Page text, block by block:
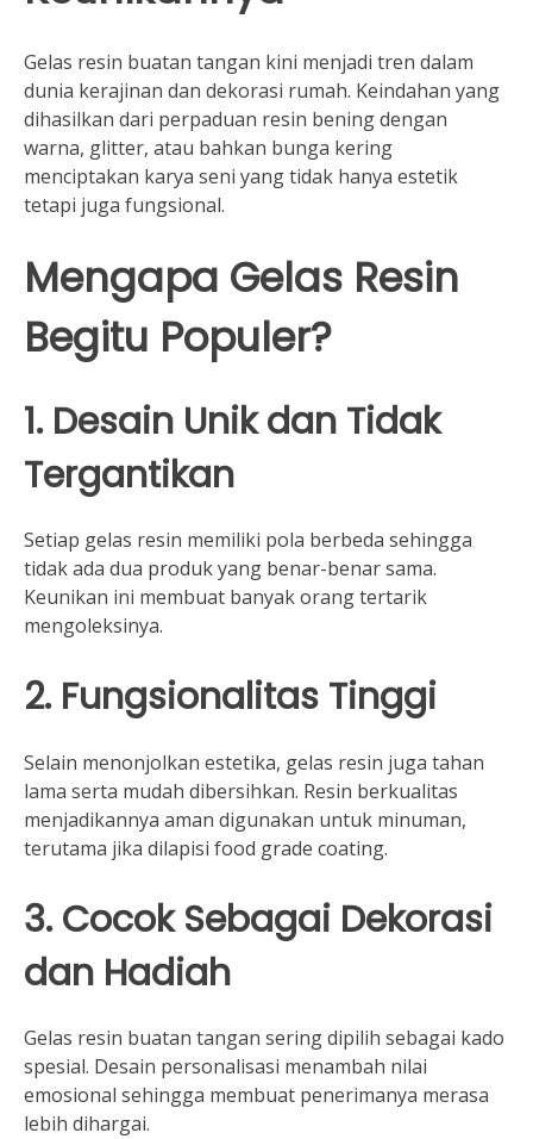
Gelas resin buatan tangan kini menjadi tren dalam
dunia kerajinan dan dekorasi rumah. Keindahan yang
dihasilkan dari perpaduan resin bening dengan
warna, glitter, atau bahkan bunga kering
menciptakan karya seni yang tidak hanya estetik
tetapi juga fungsional.
Mengapa Gelas Resin
Begitu Populer?
1. Desain Unik dan Tidak
Tergantikan
Setiap gelas resin memiliki pola berbeda sehingga
tidak ada dua produk yang benar-benar sama.
Keunikan ini membuat banyak orang tertarik
mengoleksinya.
2. Fungsionalitas Tinggi
Selain menonjolkan estetika, gelas resin juga tahan
lama serta mudah dibersihkan. Resin berkualitas
menjadikannya aman digunakan untuk minuman,
terutama jika dilapisi food grade coating.
3. Cocok Sebagai Dekorasi
dan Hadiah
Gelas resin buatan tangan sering dipilih sebagai kado
spesial. Desain personalisasi menambah nilai
emosional sehingga membuat penerimanya merasa
lebih dihargai.